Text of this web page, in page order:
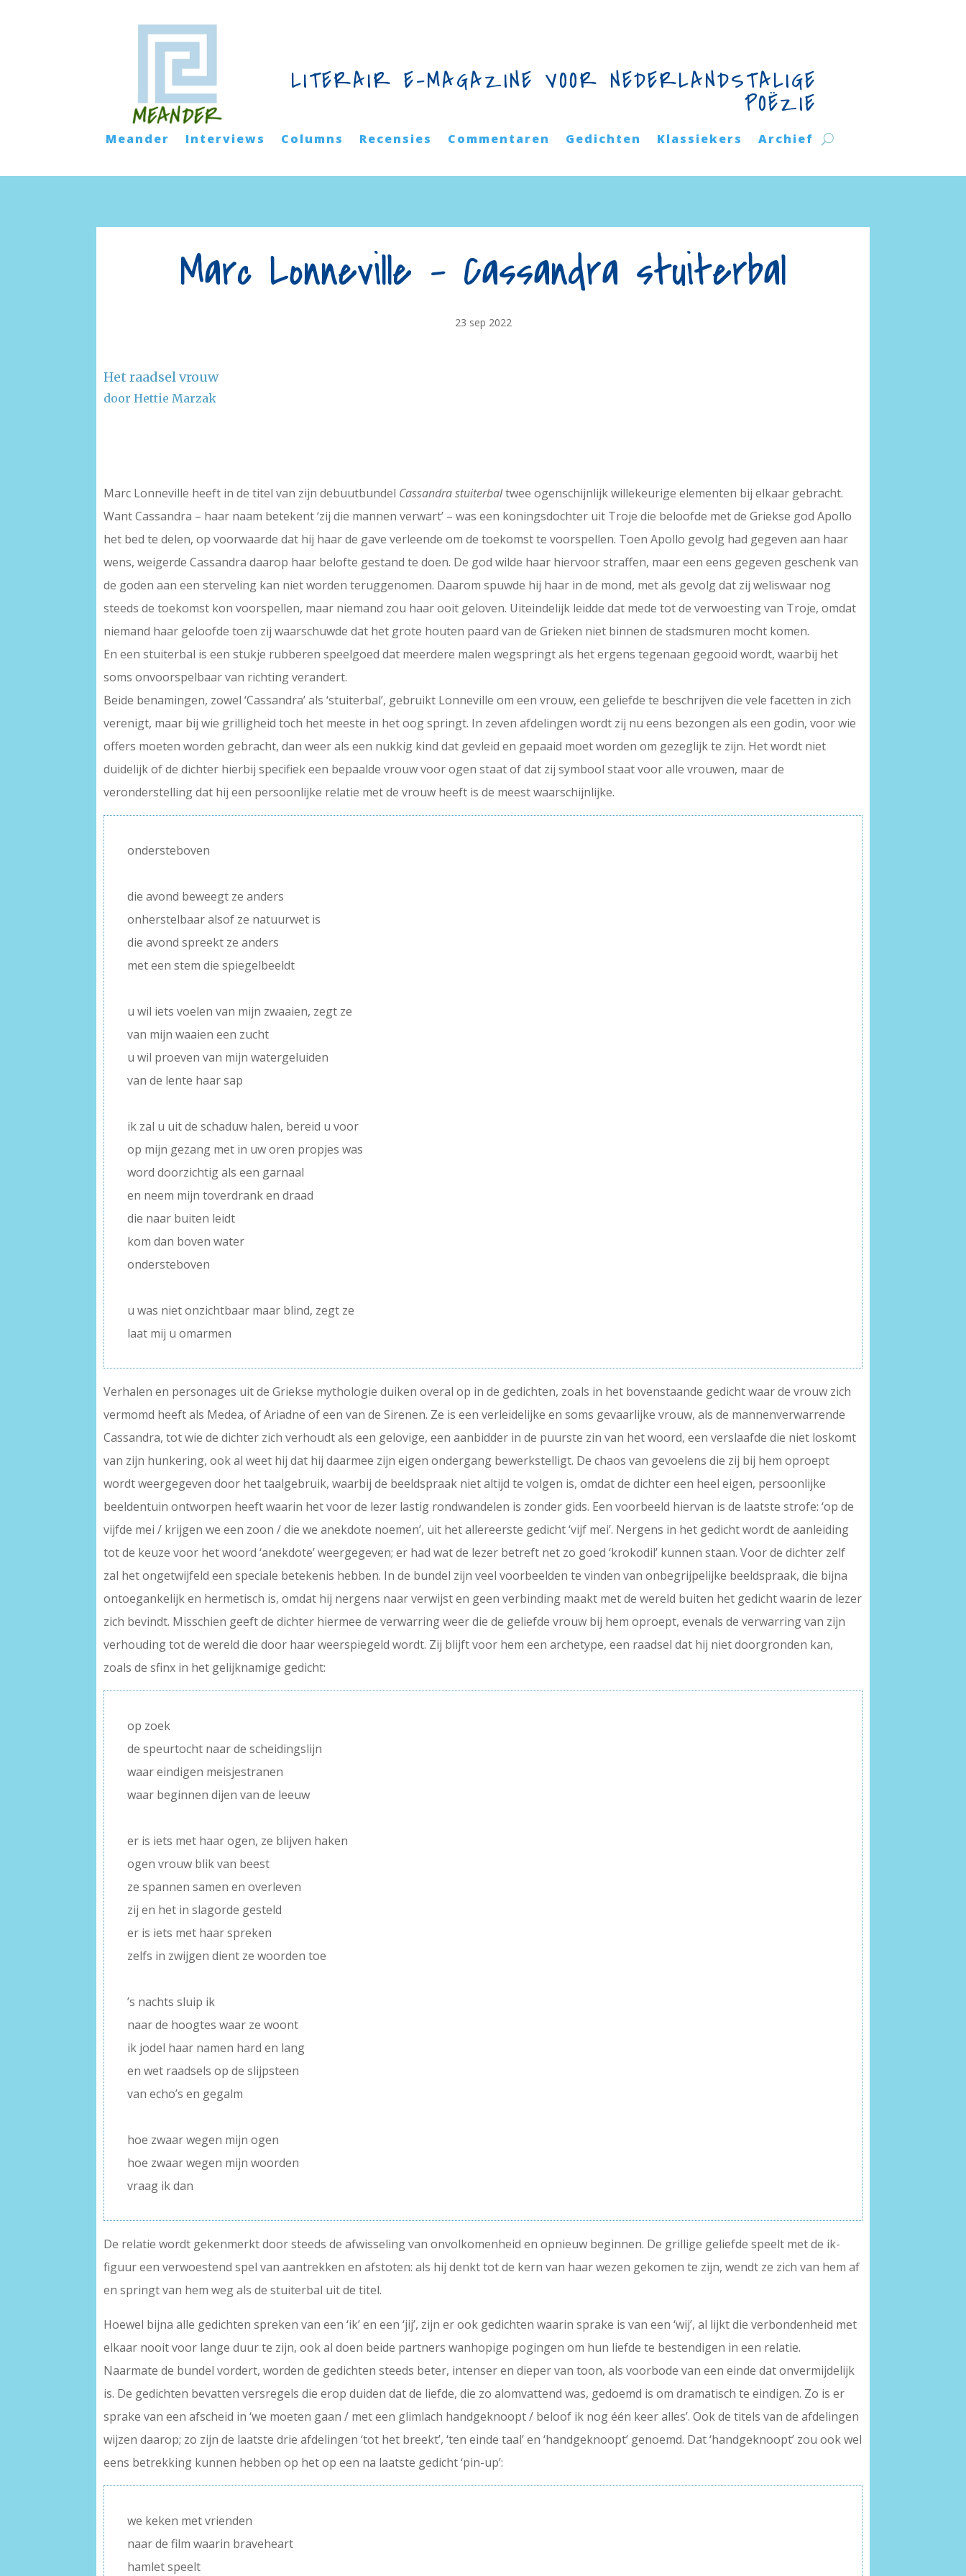
LITERAIR E-MAGAZINE VOOR NEDERLANDSTALIGE
POËZIE
Meander Interviews Columns Recensies Commentaren Gedichten Klassiekers Archief
Marc Lonneville – Cassandra stuiterbal
23 sep 2022
Het raadsel vrouw
door Hettie Marzak
Marc Lonneville heeft in de titel van zijn debuutbundel Cassandra stuiterbaltwee ogenschijnlijk willekeurige elementen bij elkaar gebracht.
Want Cassandra – haar naam betekent ‘zij die mannen verwart’ – was een koningsdochter uit Troje die beloofde met de Griekse god Apollo
het bed te delen, op voorwaarde dat hij haar de gave verleende om de toekomst te voorspellen. Toen Apollo gevolg had gegeven aan haar
wens, weigerde Cassandra daarop haar belofte gestand te doen. De god wilde haar hiervoor straffen, maar een eens gegeven geschenk van
de goden aan een sterveling kan niet worden teruggenomen. Daarom spuwde hij haar in de mond, met als gevolg dat zij weliswaar nog
steeds de toekomst kon voorspellen, maar niemand zou haar ooit geloven. Uiteindelijk leidde dat mede tot de verwoesting van Troje, omdat
niemand haar geloofde toen zij waarschuwde dat het grote houten paard van de Grieken niet binnen de stadsmuren mocht komen.
En een stuiterbal is een stukje rubberen speelgoed dat meerdere malen wegspringt als het ergens tegenaan gegooid wordt, waarbij het
soms onvoorspelbaar van richting verandert.
Beide benamingen, zowel ‘Cassandra’ als ‘stuiterbal’, gebruikt Lonneville om een vrouw, een geliefde te beschrijven die vele facetten in zich
verenigt, maar bij wie grilligheid toch het meeste in het oog springt. In zeven afdelingen wordt zij nu eens bezongen als een godin, voor wie
offers moeten worden gebracht, dan weer als een nukkig kind dat gevleid en gepaaid moet worden om gezeglijk te zijn. Het wordt niet
duidelijk of de dichter hierbij specifiek een bepaalde vrouw voor ogen staat of dat zij symbool staat voor alle vrouwen, maar de
veronderstelling dat hij een persoonlijke relatie met de vrouw heeft is de meest waarschijnlijke.
ondersteboven
die avond beweegt ze anders
onherstelbaar alsof ze natuurwet is
die avond spreekt ze anders
met een stem die spiegelbeeldt
u wil iets voelen van mijn zwaaien, zegt ze
van mijn waaien een zucht
u wil proeven van mijn watergeluiden
van de lente haar sap
ik zal u uit de schaduw halen, bereid u voor
op mijn gezang met in uw oren propjes was
word doorzichtig als een garnaal
en neem mijn toverdrank en draad
die naar buiten leidt
kom dan boven water
ondersteboven
u was niet onzichtbaar maar blind, zegt ze
laat mij u omarmen
Verhalen en personages uit de Griekse mythologie duiken overal op in de gedichten, zoals in het bovenstaande gedicht waar de vrouw zich
vermomd heeft als Medea, of Ariadne of een van de Sirenen. Ze is een verleidelijke en soms gevaarlijke vrouw, als de mannenverwarrende
Cassandra, tot wie de dichter zich verhoudt als een gelovige, een aanbidder in de puurste zin van het woord, een verslaafde die niet loskomt
van zijn hunkering, ook al weet hij dat hij daarmee zijn eigen ondergang bewerkstelligt. De chaos van gevoelens die zij bij hem oproept
wordt weergegeven door het taalgebruik, waarbij de beeldspraak niet altijd te volgen is, omdat de dichter een heel eigen, persoonlijke
beeldentuin ontworpen heeft waarin het voor de lezer lastig rondwandelen is zonder gids. Een voorbeeld hiervan is de laatste strofe: ‘op de
vijfde mei / krijgen we een zoon / die we anekdote noemen’, uit het allereerste gedicht ‘vijf mei’. Nergens in het gedicht wordt de aanleiding
tot de keuze voor het woord ‘anekdote’ weergegeven; er had wat de lezer betreft net zo goed ‘krokodil’ kunnen staan. Voor de dichter zelf
zal het ongetwijfeld een speciale betekenis hebben. In de bundel zijn veel voorbeelden te vinden van onbegrijpelijke beeldspraak, die bijna
ontoegankelijk en hermetisch is, omdat hij nergens naar verwijst en geen verbinding maakt met de wereld buiten het gedicht waarin de lezer
zich bevindt. Misschien geeft de dichter hiermee de verwarring weer die de geliefde vrouw bij hem oproept, evenals de verwarring van zijn
verhouding tot de wereld die door haar weerspiegeld wordt. Zij blijft voor hem een archetype, een raadsel dat hij niet doorgronden kan,
zoals de sfinx in het gelijknamige gedicht:
op zoek
de speurtocht naar de scheidingslijn
waar eindigen meisjestranen
waar beginnen dijen van de leeuw
er is iets met haar ogen, ze blijven haken
ogen vrouw blik van beest
ze spannen samen en overleven
zij en het in slagorde gesteld
er is iets met haar spreken
zelfs in zwijgen dient ze woorden toe
’s nachts sluip ik
naar de hoogtes waar ze woont
ik jodel haar namen hard en lang
en wet raadsels op de slijpsteen
van echo’s en gegalm
hoe zwaar wegen mijn ogen
hoe zwaar wegen mijn woorden
vraag ik dan
De relatie wordt gekenmerkt door steeds de afwisseling van onvolkomenheid en opnieuw beginnen. De grillige geliefde speelt met de ik-
figuur een verwoestend spel van aantrekken en afstoten: als hij denkt tot de kern van haar wezen gekomen te zijn, wendt ze zich van hem af
en springt van hem weg als de stuiterbal uit de titel.
Hoewel bijna alle gedichten spreken van een ‘ik’ en een ‘jij’, zijn er ook gedichten waarin sprake is van een ‘wij’, al lijkt die verbondenheid met
elkaar nooit voor lange duur te zijn, ook al doen beide partners wanhopige pogingen om hun liefde te bestendigen in een relatie.
Naarmate de bundel vordert, worden de gedichten steeds beter, intenser en dieper van toon, als voorbode van een einde dat onvermijdelijk
is. De gedichten bevatten versregels die erop duiden dat de liefde, die zo alomvattend was, gedoemd is om dramatisch te eindigen. Zo is er
sprake van een afscheid in ‘we moeten gaan / met een glimlach handgeknoopt / beloof ik nog één keer alles’. Ook de titels van de afdelingen
wijzen daarop; zo zijn de laatste drie afdelingen ‘tot het breekt’, ‘ten einde taal’ en ‘handgeknoopt’ genoemd. Dat ‘handgeknoopt’ zou ook wel
eens betrekking kunnen hebben op het op een na laatste gedicht ‘pin-up’:
we keken met vrienden
naar de film waarin braveheart
hamlet speelt